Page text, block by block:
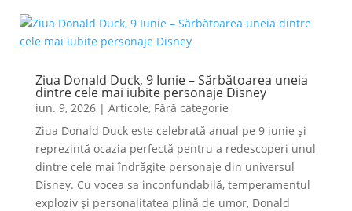
Ziua Donald Duck, 9 Iunie – Sărbătoarea uneia
dintre cele mai iubite personaje Disney
iun. 9, 2026| Articole, Fără categorie
Ziua Donald Duck este celebrată anual pe 9 iunie și
reprezintă ocazia perfectă pentru a redescoperi unul
dintre cele mai îndrăgite personaje din universul
Disney. Cu vocea sa inconfundabilă, temperamentul
exploziv și personalitatea plină de umor, Donald